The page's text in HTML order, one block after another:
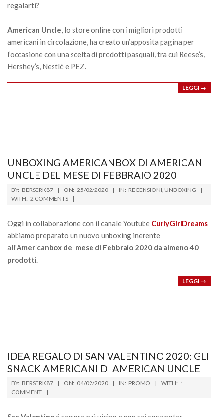
regalarti?
American Uncle, lo store online con i migliori prodotti
americani in circolazione, ha creato un’apposita pagina per
l’occasione con una scelta di prodotti pasquali, tra cui Reese’s,
Hershey’s, Nestlé e PEZ.
LEGGI →
UNBOXING AMERICANBOX DI AMERICAN
UNCLE DEL MESE DI FEBBRAIO 2020
2020-
02-
BY: BERSERK87 ON: 25/02/2020 IN: RECENSIONI UNBOXING
WITH: 2 COMMENTS
Oggi in collaborazione con il canale Youtube CurlyGirlDreams
abbiamo preparato un nuovo unboxing inerente
all’Americanbox del mese di Febbraio 2020 da almeno 40
prodotti.
LEGGI →
IDEA REGALO DI SAN VALENTINO 2020: GLI
SNACK AMERICANI DI AMERICAN UNCLE
2020-
02-
BY: BERSERK87 ON: 04/02/2020 IN: PROMO WITH: 1
COMMENT